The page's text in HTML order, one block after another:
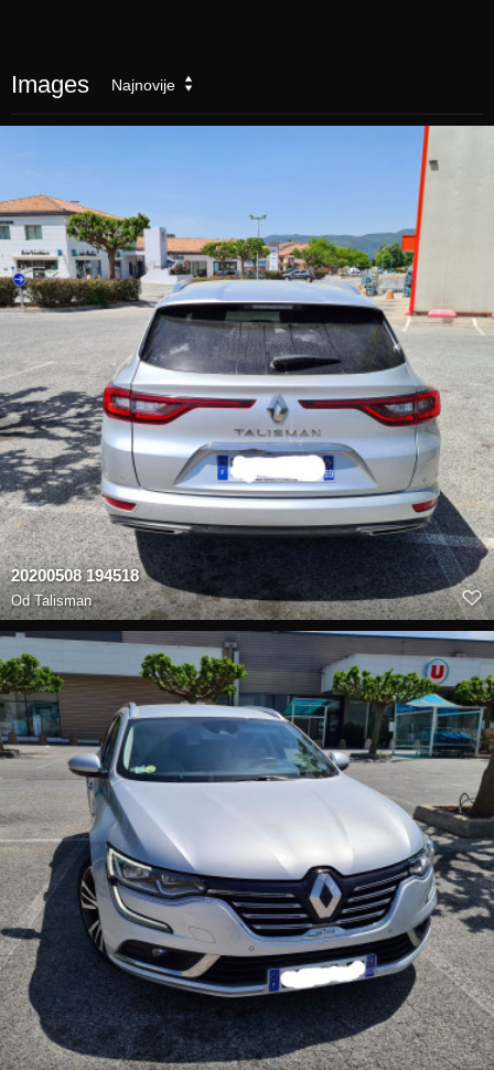
Images Najnovije
20200508 194518
OdTalisman